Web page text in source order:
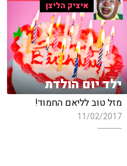
איציק הליצן
ילד יום הולדת
מזל טוב לליאם החמוד!
11/02/2017